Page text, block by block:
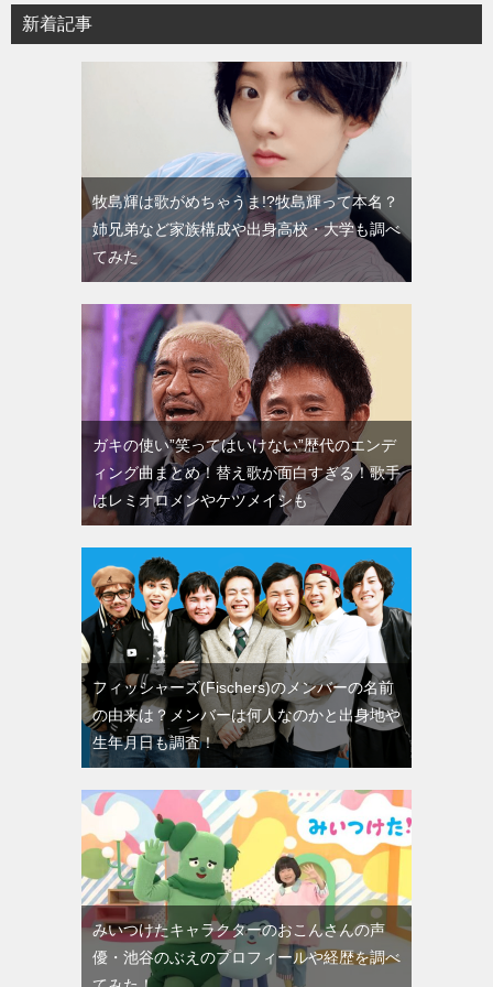
新着記事
牧島輝は歌がめちゃうま!?牧島輝って本名？
姉兄弟など家族構成や出身高校・大学も調べ
てみた
ガキの使い”笑ってはいけない”歴代のエンデ
ィング曲まとめ！替え歌が面白すぎる！歌手
はレミオロメンやケツメイシも
フィッシャーズ(Fischers)のメンバーの名前
の由来は？メンバーは何人なのかと出身地や
生年月日も調査！
みいつけたキャラクターのおこんさんの声
優・池谷のぶえのプロフィールや経歴を調べ